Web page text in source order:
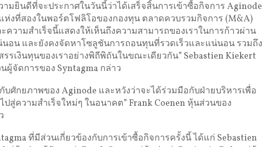
ามยินดีที่จะประกาศในวันนี้ว่าได้เสร็จสิ้นการเข้าซื้อกิจการ Aginode
ห่งที่สองในพอร์ตโฟลิโอของกองทุน ตลาดควบรวมกิจการ (M&A)
ความสำเร็จนี้แสดงให้เห็นถึงความสามารถของเราในการก้าวผ่าน
นอน และยังคงจัดหาโซลูชันการถอนทุนที่รวดเร็วและแน่นอน รวมถึง
รเงินทุนของเราอย่างพิถีพิถันในขณะเดียวกัน” Sebastien Kiekert
ผู้จัดการของ Syntagma กล่าว
บศักยภาพของ Aginode และหวังว่าจะได้ร่วมมือกับฝ่ายบริหารเพื่อ
สู่ความสำเร็จใหม่ๆ ในอนาคต” Frank Coenen หุ้นส่วนของ
ที่มีส่วนเกี่ยวข้องกับการเข้าซื้อกิจการครั้งนี้ ได้แก่ Sebastien